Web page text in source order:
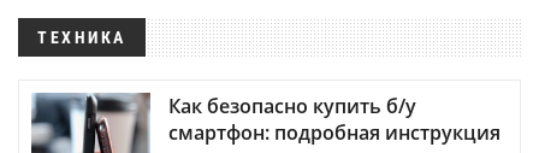
ТЕХНИКА
Как безопасно купить б/у
смартфон: подробная инструкция